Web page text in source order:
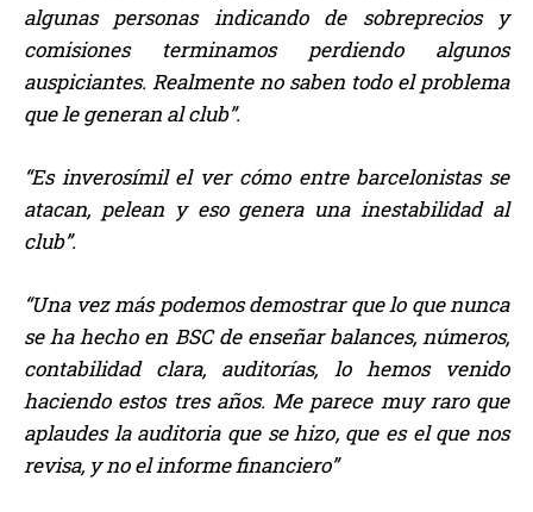
algunas personas indicando de sobreprecios y
comisiones terminamos perdiendo algunos
auspiciantes. Realmente no saben todo el problema
que le generan al club”.
“Es inverosímil el ver cómo entre barcelonistas se
atacan, pelean y eso genera una inestabilidad al
club”.
“Una vez más podemos demostrar que lo que nunca
se ha hecho en BSC de enseñar balances, números,
contabilidad clara, auditorías, lo hemos venido
haciendo estos tres años. Me parece muy raro que
aplaudes la auditoria que se hizo, que es el que nos
revisa, y no el informe financiero”